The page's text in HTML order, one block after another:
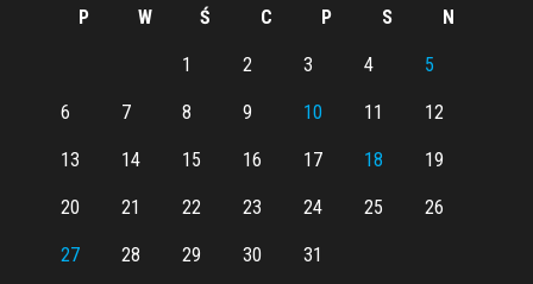
P
W Ś C P S N
1 2 3 4 5
6 7 8 9 10 11 12
13 14 15 16 17 18 19
20 21 22 23 24 25 26
27 28 29 30 31